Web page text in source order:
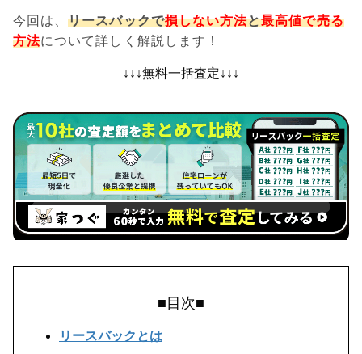
今回は、リースバックで損しない方法と最高値で売る
方法について詳しく解説します！
↓↓↓無料一括査定↓↓↓
■目次■
リースバックとは